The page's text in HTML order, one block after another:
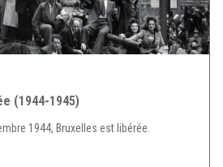
(1944-1945)
1944, Bruxelles est libérée.